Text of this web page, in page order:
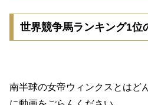
世界競争馬ランキング1位
南半球の女帝ウィンクスとはど